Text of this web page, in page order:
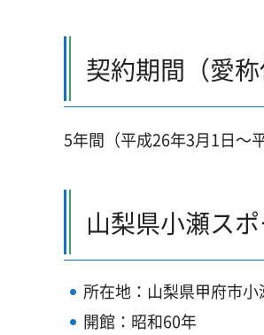
契約期間（愛称
5年間（平成26年3月1日～
山梨県小瀬ス
所在地：山梨県甲府市小
開館：昭和60年